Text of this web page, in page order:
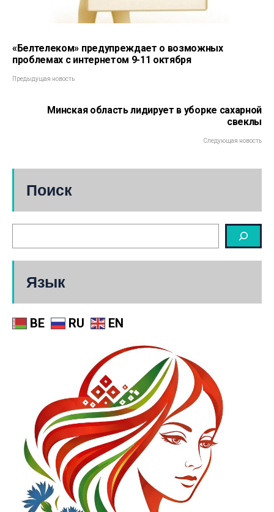
«Белтелеком» предупреждает о возможных
проблемах с интернетом 9-11 октября
Предыдущая новость
Минская область лидирует в уборке сахарной
свеклы
Следующая новость
Поиск
Язык
BE RU EN